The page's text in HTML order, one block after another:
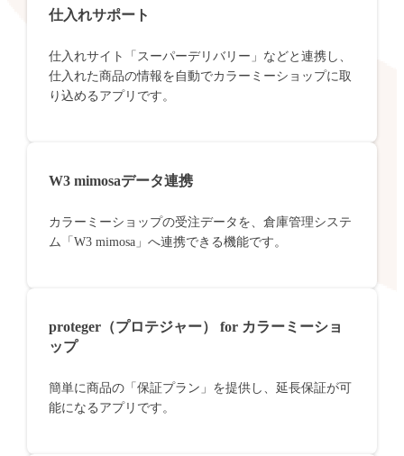
仕入れサポート
仕入れサイト「スーパーデリバリー」などと連携し、
仕入れた商品の情報を自動でカラーミーショップに取
り込めるアプリです。
W3 mimosaデータ連携
カラーミーショップの受注データを、倉庫管理システ
ム「W3 mimosa」へ連携できる機能です。
proteger（プロテジャー） for カラーミーショ
ップ
簡単に商品の「保証プラン」を提供し、延長保証が可
能になるアプリです。